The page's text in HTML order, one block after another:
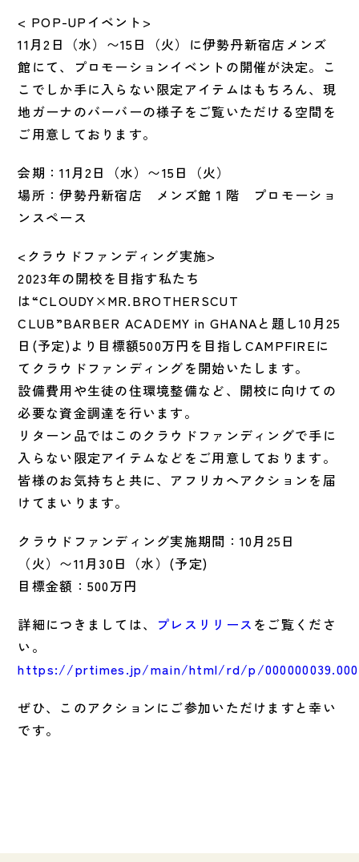
< POP-UPイベント>
11月2日（水）〜15日（火）に伊勢丹新宿店メンズ
館にて、プロモーションイベントの開催が決定。こ
こでしか手に入らない限定アイテムはもちろん、現
地ガーナのバーバーの様子をご覧いただける空間を
ご用意しております。
会期：11月2日（水）〜15日（火）
場所：伊勢丹新宿店 メンズ館１階 プロモーショ
ンスペース
<クラウドファンディング実施>
2023年の開校を目指す私たち
は“CLOUDY×MR.BROTHERSCUT
CLUB”BARBER ACADEMY in GHANAと題し10月25
日(予定)より目標額500万円を目指しCAMPFIREに
てクラウドファンディングを開始いたします。
設備費用や生徒の住環境整備など、開校に向けての
必要な資金調達を行います。
リターン品ではこのクラウドファンディングで手に
入らない限定アイテムなどをご用意しております。
皆様のお気持ちと共に、アフリカへアクションを届
けてまいります。
クラウドファンディング実施期間：10月25日
（火）〜11月30日（水）(予定)
目標金額：500万円
詳細につきましては、
プレスリリース をご覧くださ
い。
https://prtimes.jp/main/html/rd/p/
ぜひ、このアクションにご参加いただけますと幸い
です。